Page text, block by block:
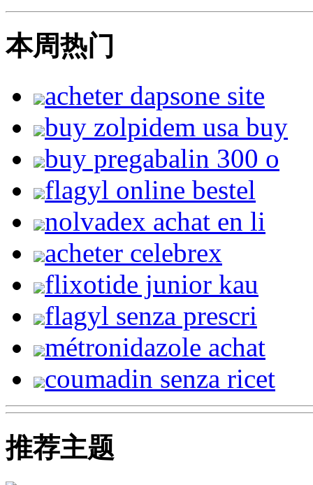
本周热门
acheter dapsone site
buy zolpidem usa buy
buy pregabalin 300 o
flagyl online bestel
nolvadex achat en li
acheter celebrex
flixotide junior kau
flagyl senza prescri
métronidazole achat
coumadin senza ricet
推荐主题